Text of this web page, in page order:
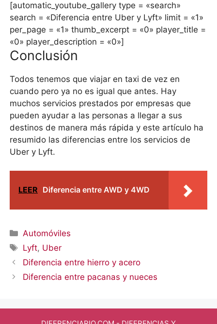
[automatic_youtube_gallery type = «search»
search = «Diferencia entre Uber y Lyft» limit = «1»
per_page = «1» thumb_excerpt = «0» player_title =
«0» player_description = «0»]
Conclusión
Todos tenemos que viajar en taxi de vez en
cuando pero ya no es igual que antes. Hay
muchos servicios prestados por empresas que
pueden ayudar a las personas a llegar a sus
destinos de manera más rápida y este artículo ha
resumido las diferencias entre los servicios de
Uber y Lyft.
LEER Diferencia entre AWD y 4WD
Categorías
Automóviles
Etiquetas
Lyft, Uber
Diferencia entre hierro y acero
Diferencia entre pacanas y nueces